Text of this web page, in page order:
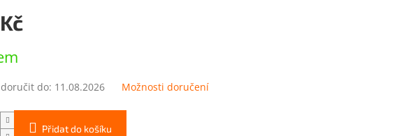
do: 11.08.2026 Možnosti doručení
Přidat do košíku